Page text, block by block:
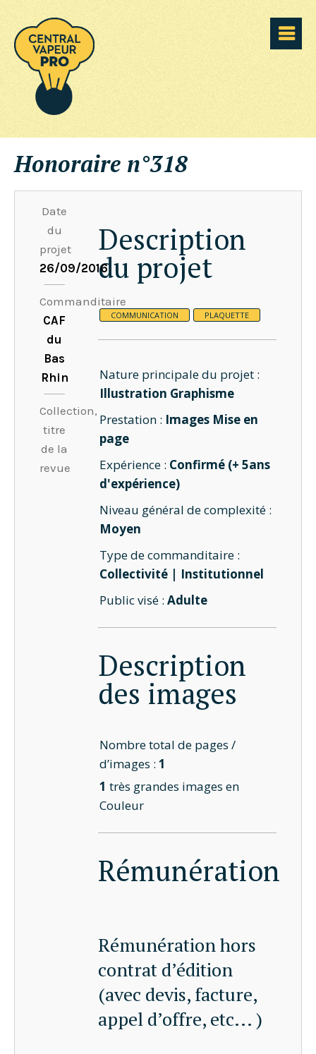
Honoraire n°318
Date
du
projet
26/09/2016
Commanditaire
CAF
du
Bas
Rhin
Collection,
titre
de la
revue
Description
du projet
COMMUNICATION PLAQUETTE
Nature principale du projet :
Illustration Graphisme
Prestation : Images Mise en
page
Expérience : Confirmé (+ 5ans
d'expérience)
Niveau général de complexité :
Moyen
Type de commanditaire :
Collectivité | Institutionnel
Public visé :Adulte
Description
des images
Nombre total de pages /
d’images :1
1 très grandes images en
Couleur
Rémunération
Rémunération hors
contrat d’édition
(avec devis, facture,
appel d’offre, etc... )